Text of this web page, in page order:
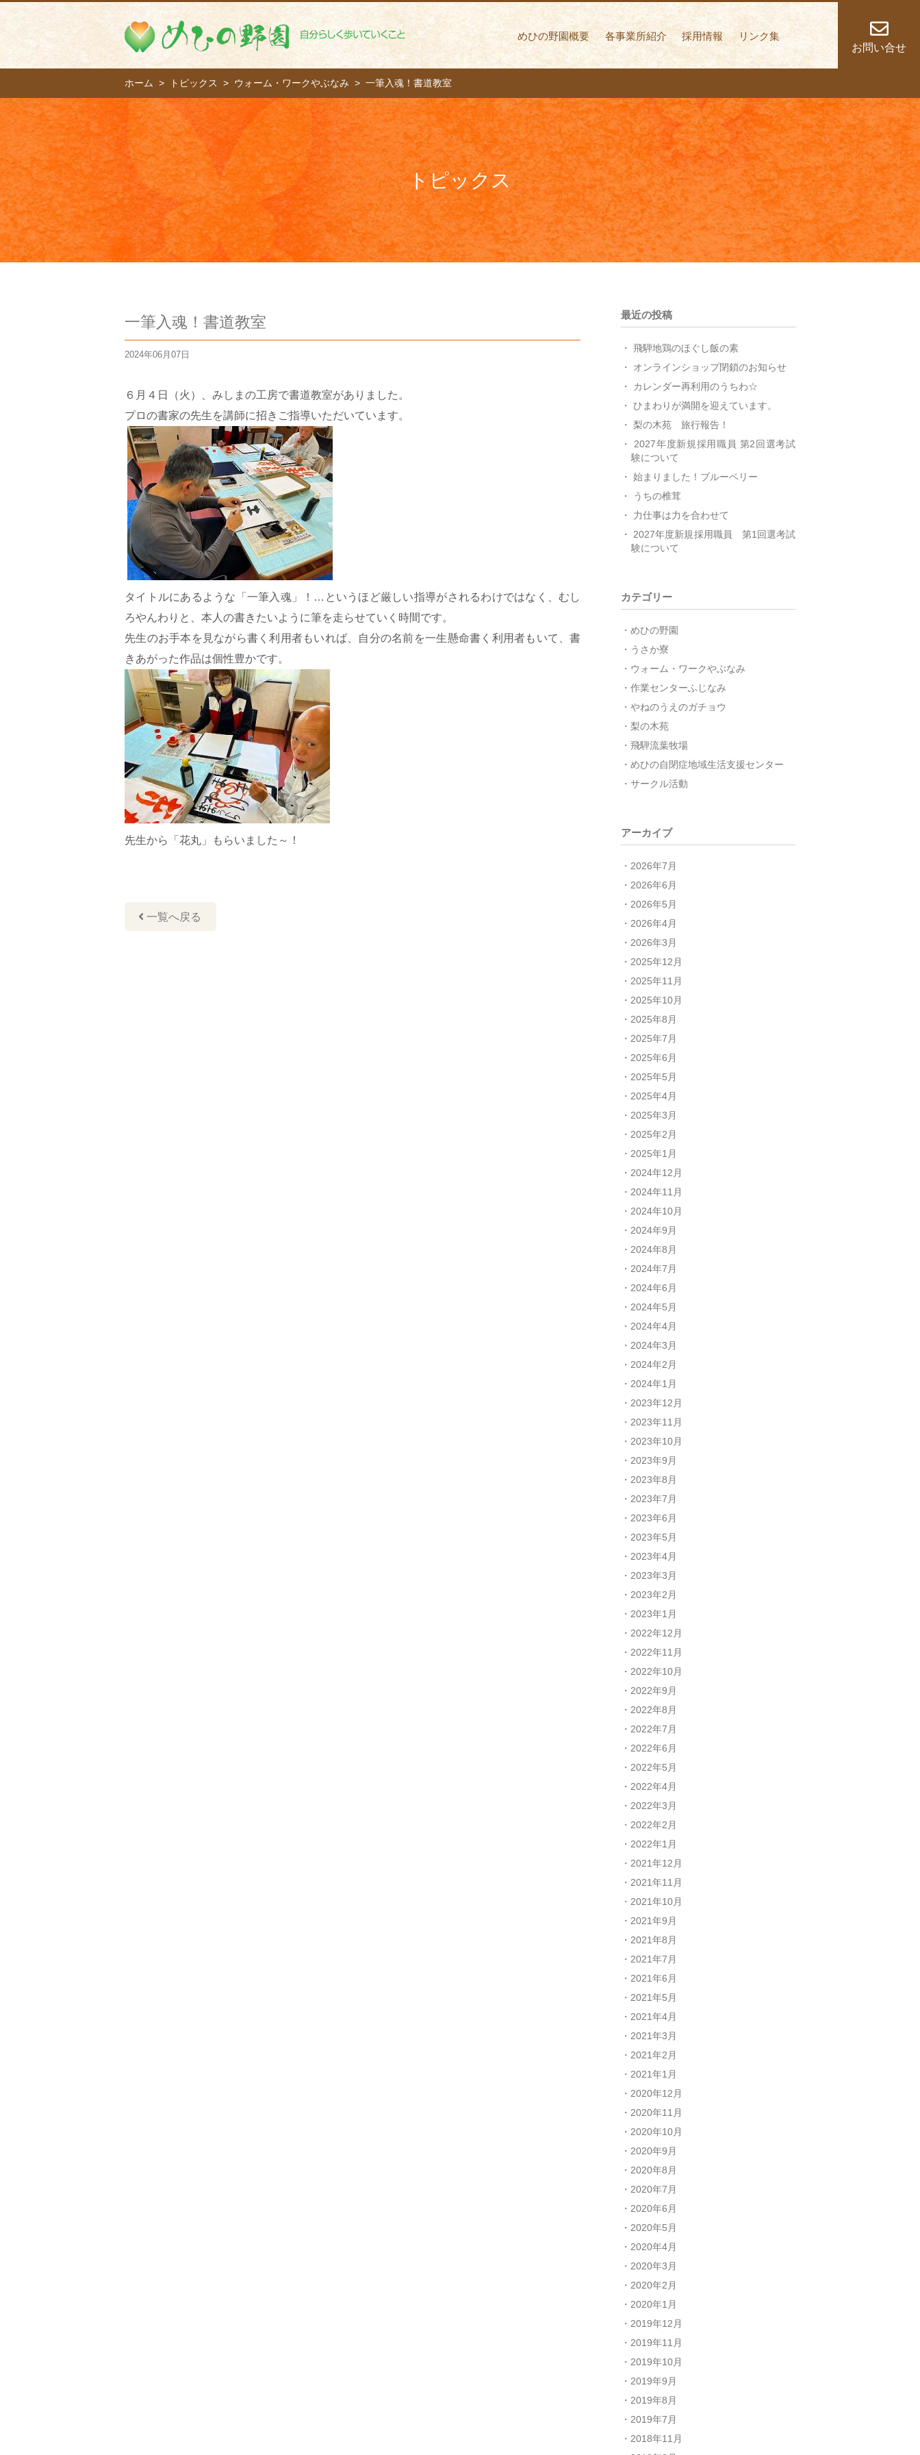
めひの野園 自分らしく歩いていくこと
めひの野園概要 各事業所紹介 採用情報
リンク集
お問い合せ
ホーム トピックス ウォーム・ワークやぶなみ 一筆入魂！書道教室
トピックス
最近の投稿
飛騨地鶏のほぐし飯の素
オンラインショップ閉鎖のお知らせ
カレンダー再利用のうちわ☆
ひまわりが満開を迎えています。
梨の木苑 旅行報告！
2027年度新規採用職員 第2回選考試
験について
始まりました！ブルーベリー
うちの椎茸
力仕事は力を合わせて
2027年度新規採用職員 第1回選考試
験について
カテゴリー
めひの野園
うさか寮
ウォーム・ワークやぶなみ
作業センターふじなみ
やねのうえのガチョウ
梨の木苑
飛騨流葉牧場
めひの自閉症地域生活支援センター
サークル活動
アーカイブ
2026年7月
2026年6月
2026年5月
2026年4月
2026年3月
2025年12月
2025年11月
2025年10月
2025年8月
2025年7月
2025年6月
2025年5月
2025年4月
2025年3月
2025年2月
2025年1月
2024年12月
2024年11月
2024年10月
2024年9月
2024年8月
2024年7月
2024年6月
2024年5月
2024年4月
2024年3月
2024年2月
2024年1月
2023年12月
2023年11月
2023年10月
2023年9月
2023年8月
2023年7月
2023年6月
2023年5月
2023年4月
2023年3月
2023年2月
2023年1月
2022年12月
2022年11月
2022年10月
2022年9月
2022年8月
2022年7月
2022年6月
2022年5月
2022年4月
2022年3月
2022年2月
2022年1月
2021年12月
2021年11月
2021年10月
2021年9月
2021年8月
2021年7月
2021年6月
2021年5月
2021年4月
2021年3月
2021年2月
2021年1月
2020年12月
2020年11月
2020年10月
2020年9月
2020年8月
2020年7月
2020年6月
2020年5月
2020年4月
2020年3月
2020年2月
2020年1月
2019年12月
2019年11月
2019年10月
2019年9月
2019年8月
2019年7月
2018年11月
一筆入魂！書道教室
2024年06月07日
６月４日（火）、みしまの工房で書道教室がありました。
プロの書家の先生を講師に招きご指導いただいています。
タイトルにあるような「一筆入魂」！…というほど厳しい指導がされるわけではなく、むし
ろやんわりと、本人の書きたいように筆を走らせていく時間です。
先生のお手本を見ながら書く利用者もいれば、自分の名前を一生懸命書く利用者もいて、書
きあがった作品は個性豊かです。
先生から「花丸」もらいました～！
一覧へ戻る